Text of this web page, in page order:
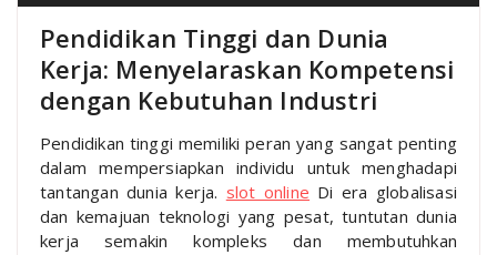
Pendidikan Tinggi dan Dunia
Kerja: Menyelaraskan Kompetensi
dengan Kebutuhan Industri
Pendidikan tinggi memiliki peran yang sangat penting
dalam mempersiapkan individu untuk menghadapi
tantangan dunia kerja. slot online Di era globalisasi
dan kemajuan teknologi yang pesat, tuntutan dunia
kerja semakin kompleks dan membutuhkan